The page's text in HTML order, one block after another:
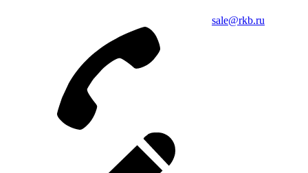
sale@rkb.ru